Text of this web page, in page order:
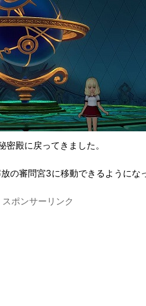
殿に戻ってきました。
の審問宮3に移動できるようにな
スポンサーリンク